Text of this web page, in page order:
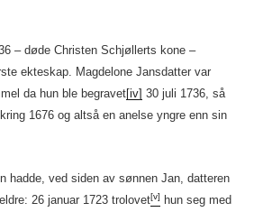
– døde Christen Schjøllerts kone –
ekteskap. Magdelone Jansdatter var
da hun ble begravet[iv] 30 juli 1736, så
1676 og altså en anelse yngre enn sin
hadde, ved siden av sønnen Jan, datteren
26 januar 1723 trolovet[v]
hun seg med